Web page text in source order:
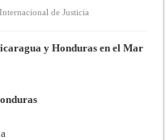
de Justicia
y Honduras en el Mar